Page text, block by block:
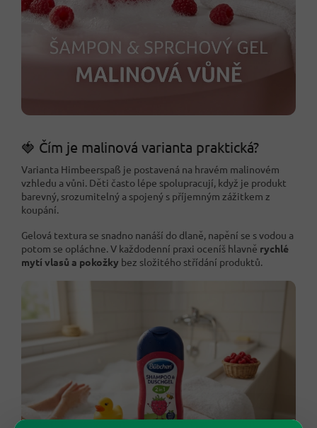
🍓 Čím je malinová varianta praktická?
Varianta Himbeerspaß je postavená na hravém malinovém
vzhledu a vůni. Děti často lépe spolupracují, když je produkt
barevný, srozumitelný a spojený s příjemným zážitkem z
koupání.
Gelová textura se snadno nanáší do dlaně, napění se s vodou a
potom se opláchne. V každodenní praxi oceníš hlavně rychlé
mytí vlasů a pokožky bez složitého střídání produktů.